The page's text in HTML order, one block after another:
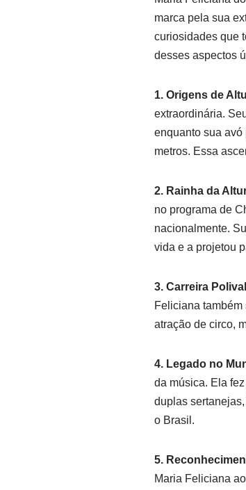
marca pela sua
curiosidades que
desses aspectos
1. Origens de
extraordinária.
enquanto sua avó
metros. Essa
2. Rainha da
no programa de
nacionalmente.
vida e a projetou
3. Carreira
Feliciana
atração de circo,
4. Legado no
da música. Ela
duplas
o Brasil.
5.
Maria Feliciana